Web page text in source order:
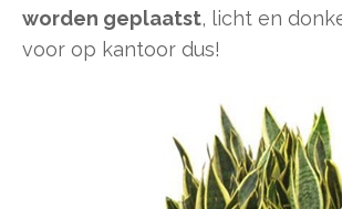
worden geplaatst, licht en
voor op kantoor dus!